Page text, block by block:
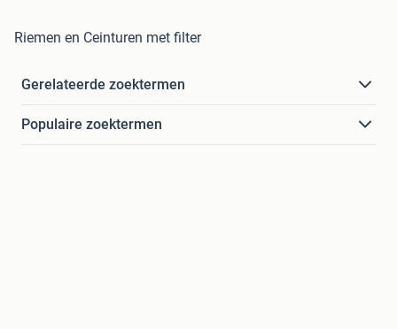
Riemen en Ceinturen met filter
Gerelateerde zoektermen
Populaire zoektermen